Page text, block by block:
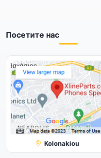
Посетите нас
Kolonakiou